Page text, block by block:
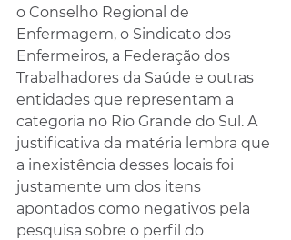
o Conselho Regional de
Enfermagem, o Sindicato dos
Enfermeiros, a Federação dos
Trabalhadores da Saúde e outras
entidades que representam a
categoria no Rio Grande do Sul. A
justificativa da matéria lembra que
a inexistência desses locais foi
justamente um dos itens
apontados como negativos pela
pesquisa sobre o perfil do